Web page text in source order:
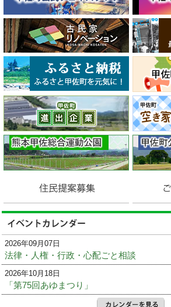
2026年09月07日
法律・人権・行政・心配ごと相談
2026年10月18日
「第75回あゆまつり」